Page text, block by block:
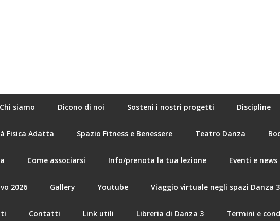
Chi siamo Dicono di noi Sosteni i nostri progetti Discipline
Fisica Adatta Spazio Fitness e Benessere Teatro Danza
Come associarsi Info/prenota la tua lezione Eventi e news
2026 Gallery Youtube Viaggio virtuale negli spazi Danza 3
Contatti Link utili Libreria di Danza 3 Termini e